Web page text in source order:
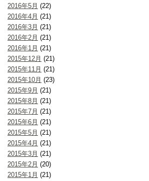
2016年5月 (22)
2016年4月 (21)
2016年3月 (21)
2016年2月 (21)
2016年1月 (21)
2015年12月 (21)
2015年11月 (21)
2015年10月 (23)
2015年9月 (21)
2015年8月 (21)
2015年7月 (21)
2015年6月 (21)
2015年5月 (21)
2015年4月 (21)
2015年3月 (21)
2015年2月 (20)
2015年1月 (21)